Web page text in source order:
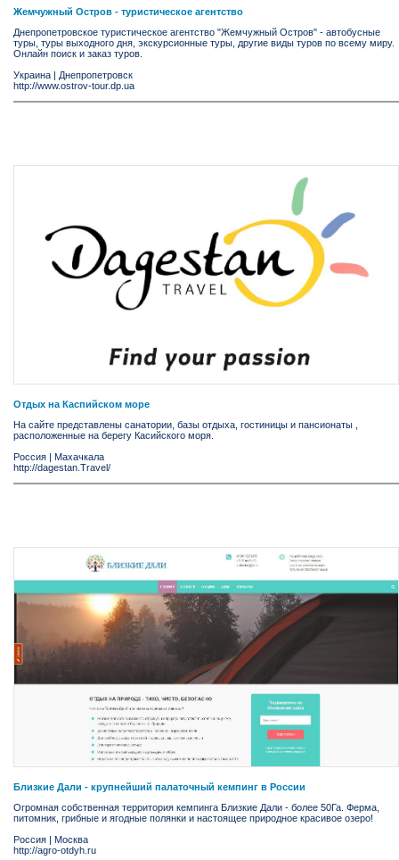
Жемчужный Остров - туристическое агентство
Днепропетровское туристическое агентство "Жемчужный Остров" - автобусные
туры, туры выходного дня, экскурсионные туры, другие виды туров по всему миру.
Онлайн поиск и заказ туров.
Украина | Днепропетровск
http://www.ostrov-tour.dp.ua
Отдых на Каспийском море
На сайте представлены санатории, базы отдыха, гостиницы и пансионаты ,
расположенные на берегу Касийского моря.
Россия
Махачкала
http://dagestan.Travel/
Близкие Дали - крупнейший палаточный кемпинг в России
Огромная собственная территория кемпинга Близкие Дали - более 50Га. Ферма,
питомник, грибные и ягодные полянки и настоящее природное красивое озеро!
Россия | Москва
http://agro-otdyh.ru